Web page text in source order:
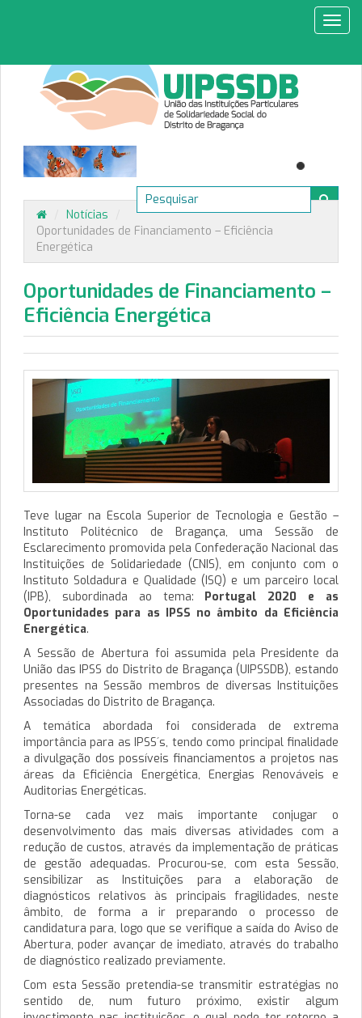
Notícias
Oportunidades de Financiamento – Eficiência
Energética
Oportunidades de Financiamento –
Eficiência Energética
Teve lugar na Escola Superior de Tecnologia e Gestão –
Instituto Politécnico de Bragança, uma Sessão de
Esclarecimento promovida pela Confederação Nacional das
Instituições de Solidariedade (CNIS), em conjunto com o
Instituto Soldadura e Qualidade (ISQ) e um parceiro local
(IPB), subordinada ao tema: Portugal 2020 e as
Oportunidades para as IPSS no âmbito da Eficiência
Energética.
A Sessão de Abertura foi assumida pela Presidente da
União das IPSS do Distrito de Bragança (UIPSSDB), estando
presentes na Sessão membros de diversas Instituições
Associadas do Distrito de Bragança.
A temática abordada foi considerada de extrema
importância para as IPSS´s, tendo como principal finalidade
a divulgação dos possíveis financiamentos a projetos nas
áreas da Eficiência Energética, Energias Renováveis e
Auditorias Energéticas.
Torna-se cada vez mais importante conjugar o
desenvolvimento das mais diversas atividades com a
redução de custos, através da implementação de práticas
de gestão adequadas. Procurou-se, com esta Sessão,
sensibilizar as Instituições para a elaboração de
diagnósticos relativos às principais fragilidades, neste
âmbito, de forma a ir preparando o processo de
candidatura para, logo que se verifique a saída do Aviso de
Abertura, poder avançar de imediato, através do trabalho
de diagnóstico realizado previamente.
Com esta Sessão pretendia-se transmitir estratégias no
sentido de, num futuro próximo, existir algum